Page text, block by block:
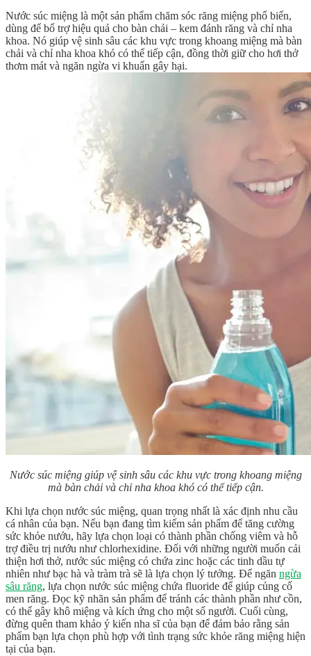
Nước súc miệng là một sản phẩm chăm sóc răng miệng phổ biến,
dùng để bổ trợ hiệu quả cho bàn chải – kem đánh răng và chỉ nha
khoa. Nó giúp vệ sinh sâu các khu vực trong khoang miệng mà bàn
chải và chỉ nha khoa khó có thể tiếp cận, đồng thời giữ cho hơi thở
thơm mát và ngăn ngừa vi khuẩn gây hại.
Nước súc miệng giúp vệ sinh sâu các khu vực trong khoang miệng
mà bàn chải và chỉ nha khoa khó có thể tiếp cận.
Khi lựa chọn nước súc miệng, quan trọng nhất là xác định nhu cầu
cá nhân của bạn. Nếu bạn đang tìm kiếm sản phẩm để tăng cường
sức khỏe nướu, hãy lựa chọn loại có thành phần chống viêm và hỗ
trợ điều trị nướu như chlorhexidine. Đối với những người muốn cải
thiện hơi thở, nước súc miệng có chứa zinc hoặc các tinh dầu tự
nhiên như bạc hà và tràm trà sẽ là lựa chọn lý tưởng. Để ngăn ngừa
sâu răng, lựa chọn nước súc miệng chứa fluoride để giúp củng cố
men răng. Đọc kỹ nhãn sản phẩm để tránh các thành phần như cồn,
có thể gây khô miệng và kích ứng cho một số người. Cuối cùng,
đừng quên tham khảo ý kiến nha sĩ của bạn để đảm bảo rằng sản
phẩm bạn lựa chọn phù hợp với tình trạng sức khỏe răng miệng hiện
tại của bạn.